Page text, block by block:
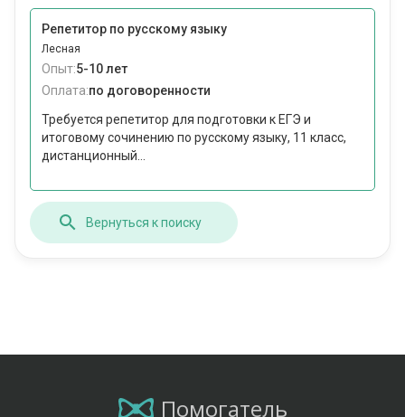
Репетитор по русскому языку
Лесная
Опыт:5-10 лет
Оплата:по договоренности
Требуется репетитор для подготовки к ЕГЭ и
итоговому сочинению по русскому языку, 11 класс,
дистанционный...
Вернуться к поиску
Помогатель